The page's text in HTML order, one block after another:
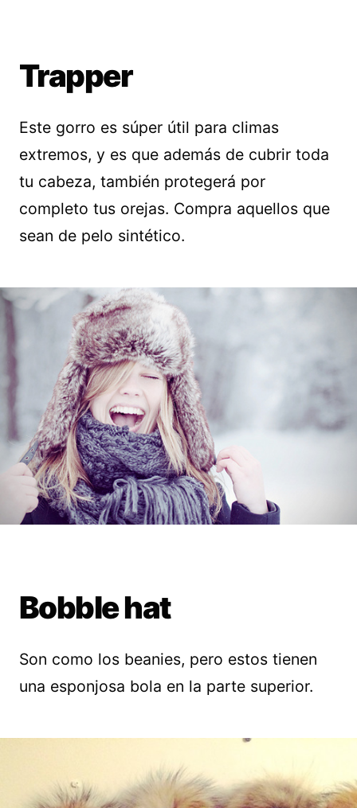
Trapper
Este gorro es súper útil para climas
extremos, y es que además de cubrir toda
tu cabeza, también protegerá por
completo tus orejas. Compra aquellos que
sean de pelo sintético.
Bobble hat
Son como los beanies, pero estos tienen
una esponjosa bola en la parte superior.